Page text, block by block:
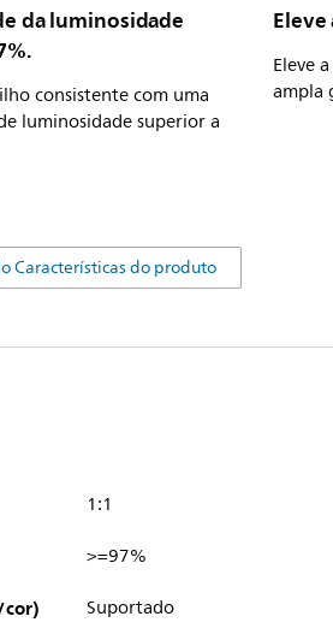
da luminosidade
consistente com uma
luminosidade superior a
Eleve
ampla
Características do produto
1:1
>=97%
Suportado